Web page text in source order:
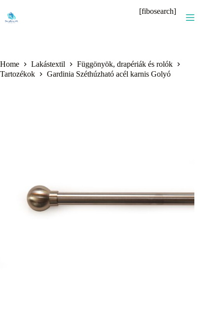
content
[fibosearch]
Home Lakástextil
Függönyök, drapériák és rolók
Tartozékok
Gardinia Széthúzható acél karnis Golyó